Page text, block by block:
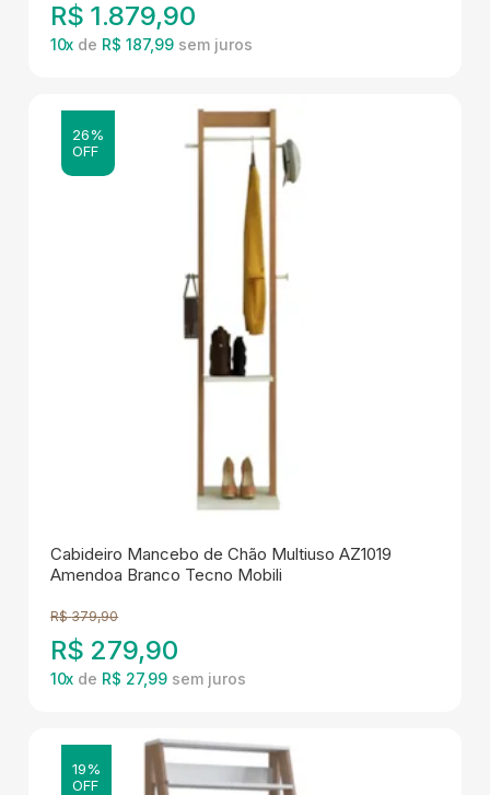
R$ 1.879,90
10x de R$ 187,99
26%
OFF
Cabideiro Mancebo de Chão Multiuso AZ1019
Amendoa Branco Tecno Mobili
R$ 379,90
R$ 279,90
10x de R$ 27,99
19%
OFF